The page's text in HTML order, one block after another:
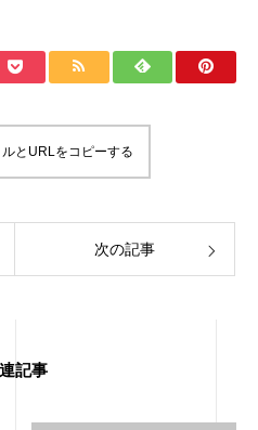
とURLをコピーする
次の記事
記事